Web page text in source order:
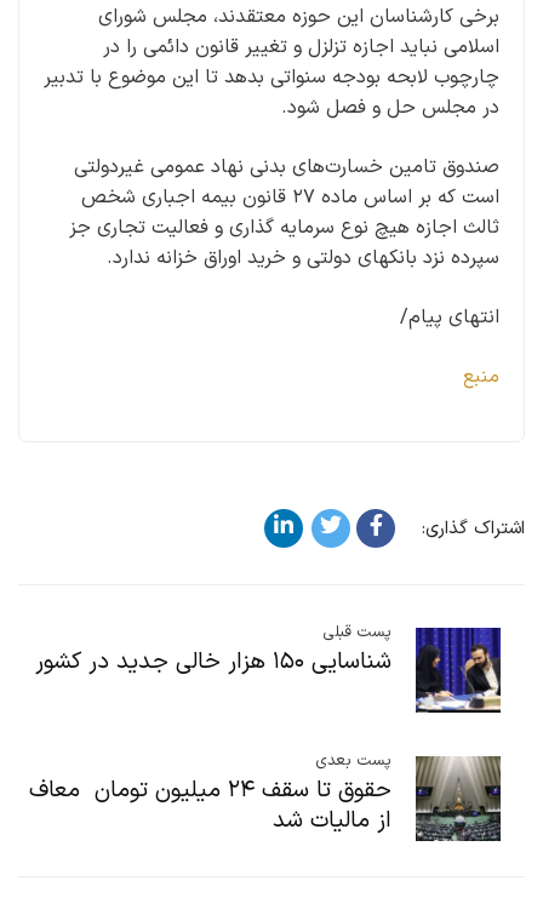
برخی کارشناسان این حوزه معتقدند، مجلس شورای
اسلامی نباید اجازه تزلزل و تغییر قانون دائمی را در
چارچوب لابحه بودجه سنواتی بدهد تا این موضوع با تدبیر
در مجلس حل و فصل شود.
صندوق تامین خسارت‌های بدنی نهاد عمومی غیردولتی
است که بر اساس ماده ۲۷ قانون بیمه اجباری شخص
ثالث اجازه هیچ نوع سرمایه گذاری و فعالیت تجاری جز
سپرده نزد بانکهای دولتی و خرید اوراق خزانه ندارد.
انتهای پیام/
منبع
اشتراک گذاری:
پست قبلی
شناسایی ۱۵۰ هزار خالی جدید در کشور
پست بعدی
حقوق تا سقف ۲۴ میلیون تومان معاف
از مالیات شد